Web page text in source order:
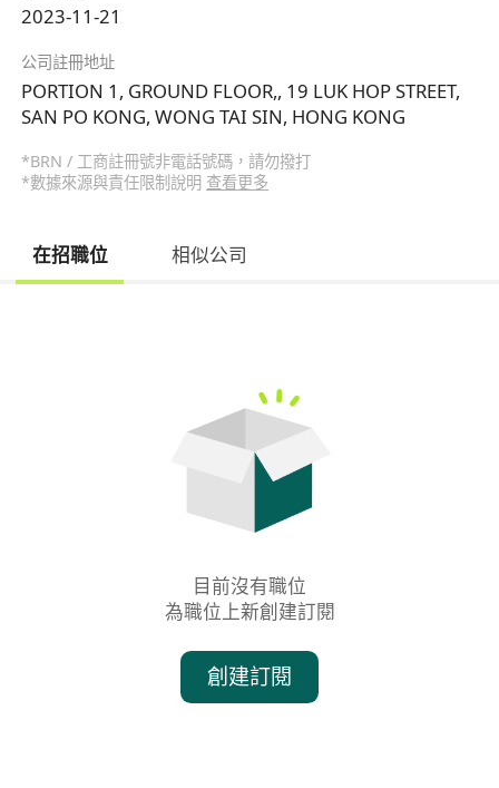
2023-11-21
公司註冊地址
PORTION 1, GROUND FLOOR,, 19 LUK HOP STREET,
SAN PO KONG, WONG TAI SIN, HONG KONG
*BRN / 工商註冊號非電話號碼，請勿撥打
*數據來源與責任限制說明 查看更多
在招職位 相似公司
目前沒有職位
為職位上新創建訂閱
創建訂閱